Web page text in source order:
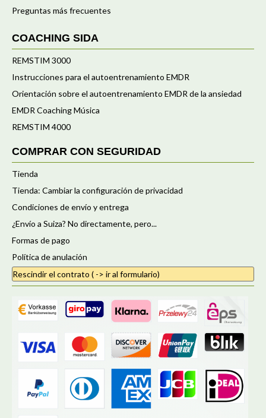
Preguntas más frecuentes
COACHING SIDA
REMSTIM 3000
Instrucciones para el autoentrenamiento EMDR
Orientación sobre el autoentrenamiento EMDR de la ansiedad
EMDR Coaching Música
REMSTIM 4000
COMPRAR CON SEGURIDAD
Tienda
Tienda: Cambiar la configuración de privacidad
Condiciones de envío y entrega
¿Envío a Suiza? No directamente, pero...
Formas de pago
Política de anulación
Rescindir el contrato ( -> ir al formulario)